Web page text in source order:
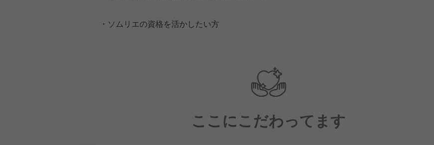
・ソムリエの資格を活かしたい方
ここにこだわってます